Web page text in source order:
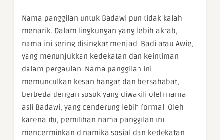
Nama panggilan untuk Badawi pun tidak kalah
menarik. Dalam lingkungan yang lebih akrab,
nama ini sering disingkat menjadi Badi atau Awie,
yang menunjukkan kedekatan dan keintiman
dalam pergaulan. Nama panggilan ini
memunculkan kesan hangat dan bersahabat,
berbeda dengan sosok yang diwakili oleh nama
asli Badawi, yang cenderung lebih formal. Oleh
karena itu, pemilihan nama panggilan ini
mencerminkan dinamika sosial dan kedekatan